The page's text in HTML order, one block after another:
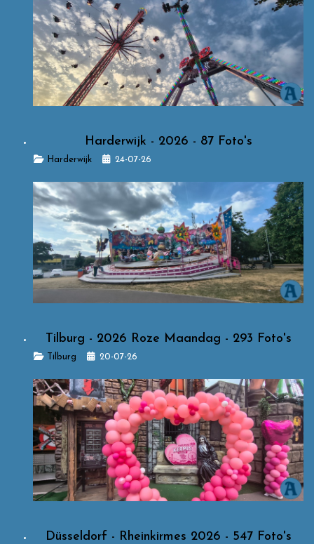
Harderwijk - 2026 - 87 Foto's
DetailsHarderwijk 24-07-26
Tilburg - 2026 Roze Maandag - 293 Foto's
Details
Tilburg 20-07-26
Düsseldorf - Rheinkirmes 2026 - 547 Foto's